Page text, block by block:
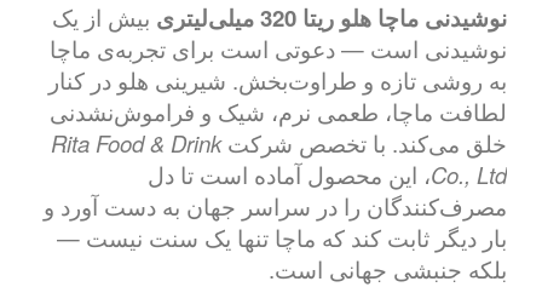
نوشیدنی ماچا هلو ریتا 320 میلی‌لیتری
بیش از یک
نوشیدنی است — دعوتی است برای تجربه‌ی ماچا
به روشی تازه و طراوت‌بخش. شیرینی هلو در کنار
لطافت ماچا، طعمی نرم، شیک و فراموش‌نشدنی
خلق می‌کند. با تخصص شرکتRita Food & Drink
Co., Ltd، این محصول آماده است تا دل
مصرف‌کنندگان را در سراسر جهان به دست آورد و
بار دیگر ثابت کند که ماچا تنها یک سنت نیست —
بلکه جنبشی جهانی است.